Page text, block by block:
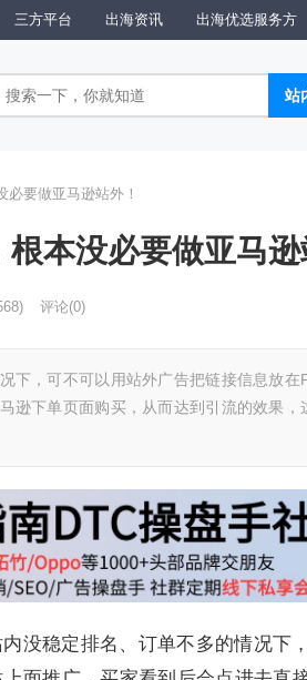
三方平台 出海资讯 出海优选服务方
要做亚马逊站外！
本没必要做亚马逊
评论(0)
下，可不可以用站外广告把链接信息放在
逊下单页面购买，从而达到引流的效果，
没稳定排名、订单不多的情况下